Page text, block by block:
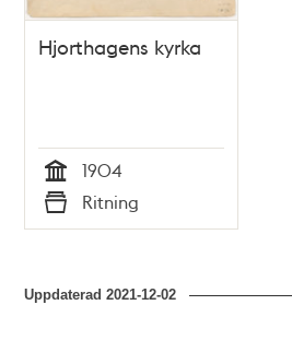
Hjorthagens kyrka
Tid
1904
Typ
Ritning
Uppdaterad2021-12-02